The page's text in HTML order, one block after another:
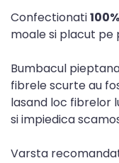
Confectionati
moale si placut pe
Bumbacul
fibrele scurte au
lasand loc fibrelor
si impiedica
Varsta